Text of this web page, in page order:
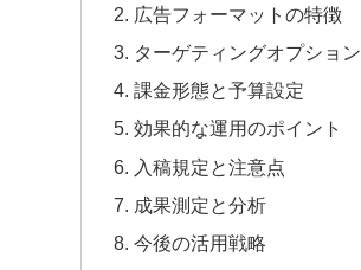
広告フォーマットの特徴
ターゲティングオプション
課金形態と予算設定
効果的な運用のポイント
入稿規定と注意点
成果測定と分析
今後の活用戦略